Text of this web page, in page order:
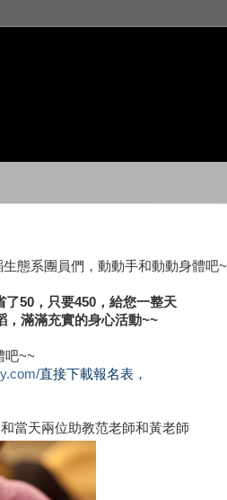
態系團員們，動動手和動動身體吧~
50，只要450，給您一整天
，滿滿充實的身心活動~~
吧~~
直接下載報名表，
天兩位助教范老師和黃老師